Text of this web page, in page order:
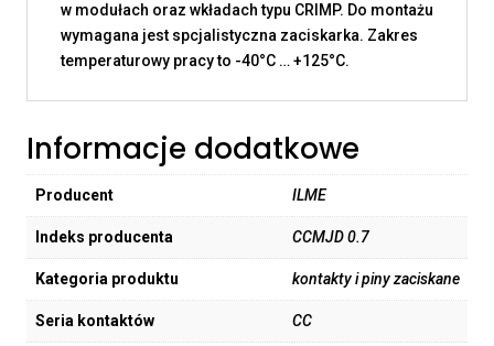
w modułach oraz wkładach typu CRIMP. Do montażu
wymagana jest spcjalistyczna zaciskarka. Zakres
temperaturowy pracy to -40°C … +125°C.
Informacje dodatkowe
Producent ILME
Indeks producenta CCMJD 0.7
Kategoria produktu kontakty i piny zaciskane
Seria kontaktów CC